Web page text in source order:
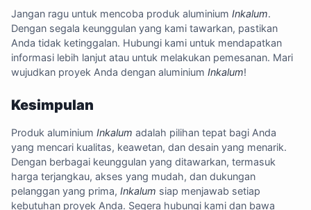
Jangan ragu untuk mencoba produk aluminium Inkalum.
Dengan segala keunggulan yang kami tawarkan, pastikan
Anda tidak ketinggalan. Hubungi kami untuk mendapatkan
informasi lebih lanjut atau untuk melakukan pemesanan. Mari
wujudkan proyek Anda dengan aluminium Inkalum!
Kesimpulan
Produk aluminium Inkalum adalah pilihan tepat bagi Anda
yang mencari kualitas, keawetan, dan desain yang menarik.
Dengan berbagai keunggulan yang ditawarkan, termasuk
harga terjangkau, akses yang mudah, dan dukungan
pelanggan yang prima, Inkalum siap menjawab setiap
kebutuhan proyek Anda. Segera hubungi kami dan bawa